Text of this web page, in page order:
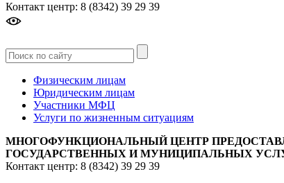
Контакт центр: 8 (8342) 39 29 39
Физическим лицам
Юридическим лицам
Участники МФЦ
Услуги по жизненным ситуациям
МНОГОФУНКЦИОНАЛЬНЫЙ ЦЕНТР
ГОСУДАРСТВЕННЫХ И МУНИЦИПАЛЬНЫХ
Контакт центр: 8 (8342) 39 29 39